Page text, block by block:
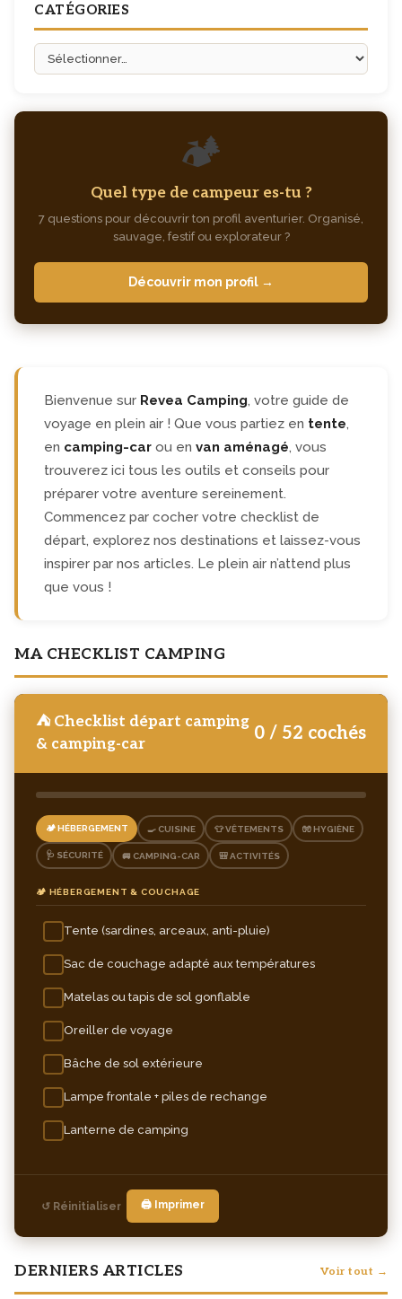
Bienvenue sur Revea Camping, votre guide de
voyage en plein air ! Que vous partiez en tente,
en camping-carou en van aménagé, vous
trouverez ici tous les outils et conseils pour
préparer votre aventure sereinement.
Commencez par cocher votre checklist de
départ, explorez nos destinations et laissez-vous
inspirer par nos articles. Le plein air n’attend plus
que vous !
MA CHECKLIST CAMPING
⛺ Checklist départ camping
& camping-car
0 / 52 cochés
🏕️ HÉBERGEMENT 🍳 CUISINE 👕 VÊTEMENTS 🧤 HYGIÈNE
🩺 SÉCURITÉ 🚐 CAMPING-CAR 🎒 ACTIVITÉS
🏕️ HÉBERGEMENT & COUCHAGE
Tente (sardines, arceaux, anti-pluie)
Sac de couchage adapté aux températures
Matelas ou tapis de sol gonflable
Oreiller de voyage
Bâche de sol extérieure
Lampe frontale + piles de rechange
Lanterne de camping
↺ Réinitialiser 🖨️ Imprimer
DERNIERS ARTICLES Voir tout →
CATÉGORIES
🏕️
Quel type de campeur es-tu ?
7 questions pour découvrir ton profil aventurier. Organisé,
sauvage, festif ou explorateur ?
Découvrir mon profil →